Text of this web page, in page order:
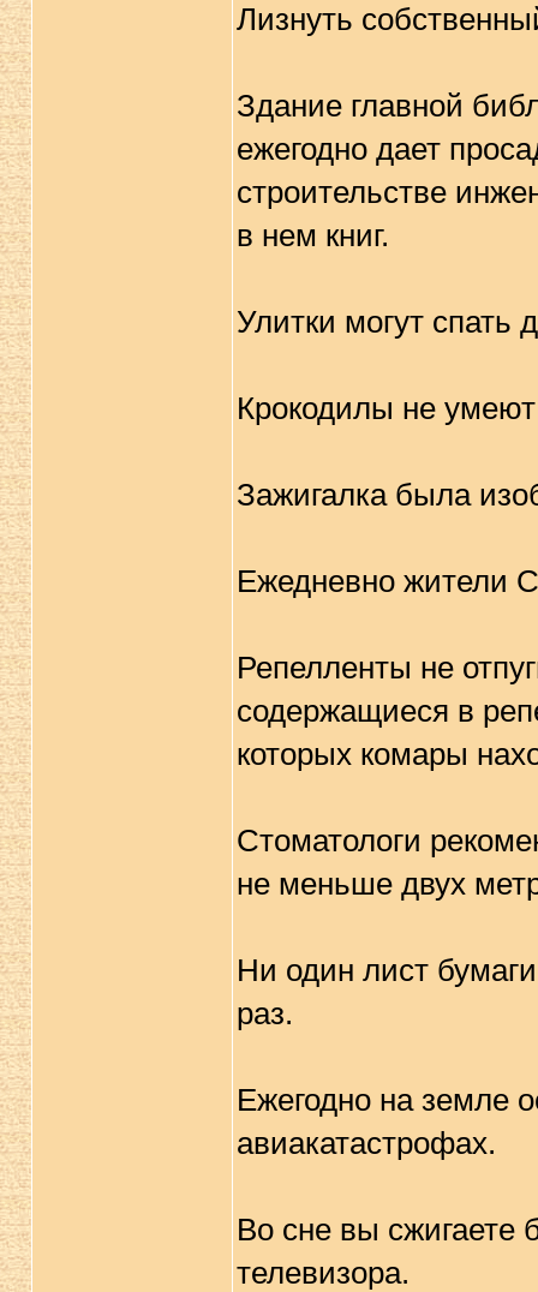
Лизнуть
Здание главной
ежегодно дает
строительстве
в нем книг.
Улитки могут спать
Крокодилы не
Зажигалка была
Ежедневно жители
Репелленты не
содержащиеся в
которых комары
Стоматологи
не меньше двух
Ни один лист
раз.
Ежегодно на земле
авиакатастрофах.
Во сне вы сжигаете
телевизора.